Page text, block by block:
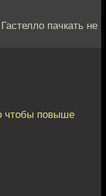
пачкать не
чтобы повыше